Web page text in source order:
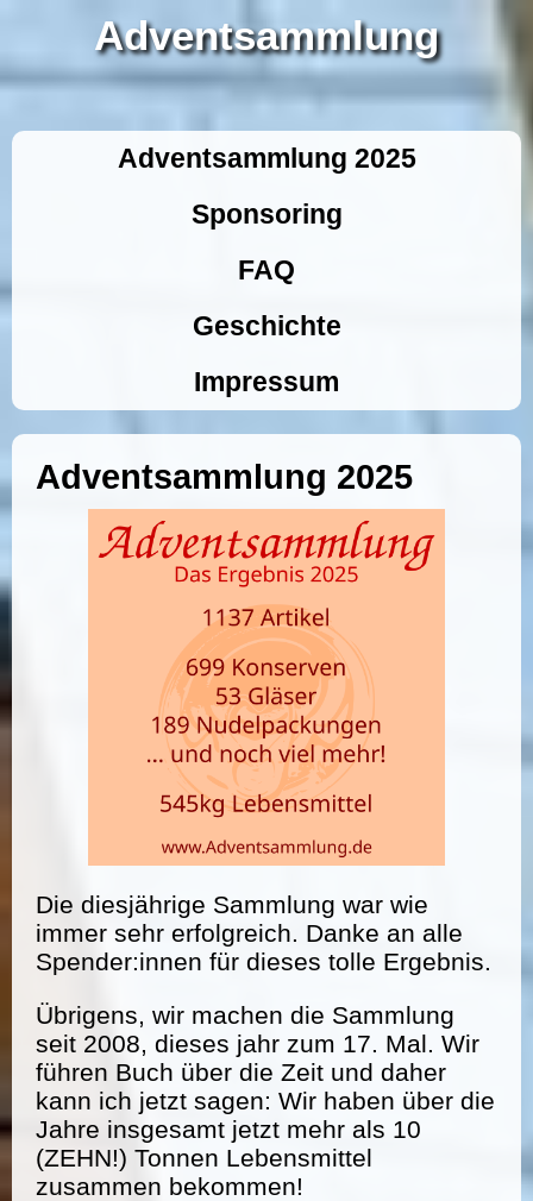
Adventsammlung
Adventsammlung 2025
Sponsoring
FAQ
Geschichte
Impressum
Adventsammlung 2025
Die diesjährige Sammlung war wie
immer sehr erfolgreich. Danke an alle
Spender:innen für dieses tolle Ergebnis.
Übrigens, wir machen die Sammlung
seit 2008, dieses jahr zum 17. Mal. Wir
führen Buch über die Zeit und daher
kann ich jetzt sagen: Wir haben über die
Jahre insgesamt jetzt mehr als 10
(ZEHN!) Tonnen Lebensmittel
zusammen bekommen!